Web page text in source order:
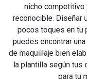
nicho competitivo
reconocible. Diseñar
pocos toques en tu
puedes encontrar
de maquillaje bien
la plantilla según tus
para tu